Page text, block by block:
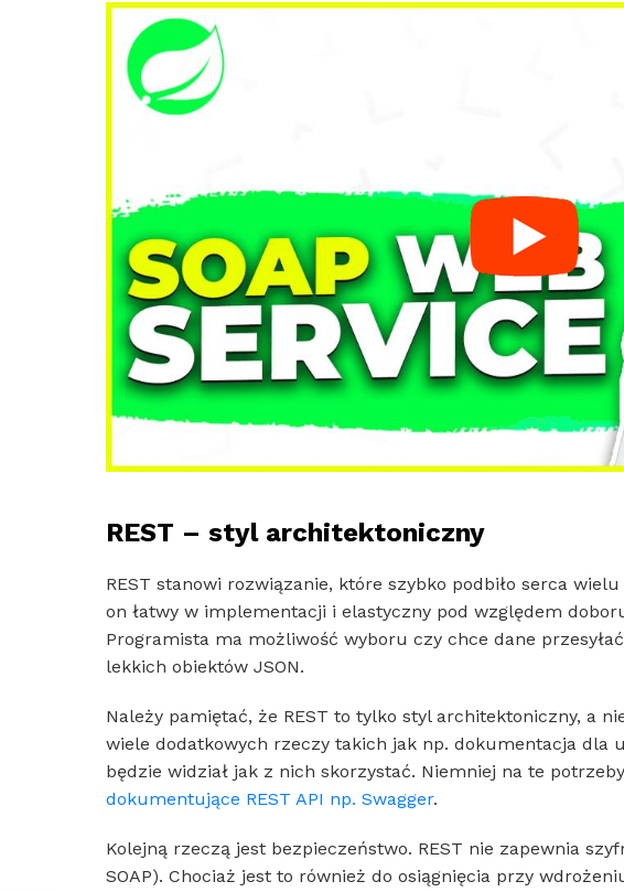
REST – styl architektoniczny
REST stanowi rozwiązanie, które szybko podbiło serca
on łatwy w implementacji i elastyczny pod względem
Programista ma możliwość wyboru czy chce dane
lekkich obiektów JSON.
Należy pamiętać, że REST to tylko styl architektoniczny, a
wiele dodatkowych rzeczy takich jak np. dokumentacja dla
będzie widział jak z nich skorzystać. Niemniej na te
dokumentujące REST API np. Swagger.
Kolejną rzeczą jest bezpieczeństwo. REST nie zapewnia
SOAP). Chociaż jest to również do osiągnięcia przy